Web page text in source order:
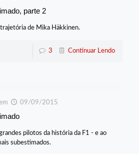
parte 2
de Mika Häkkinen.
3 Continuar Lendo
09/09/2015
pilotos da história da F1 - e ao
subestimados.